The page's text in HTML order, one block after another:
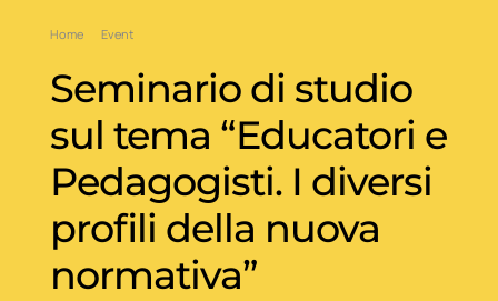
Home Event
Seminario di studio
sul tema “Educatori e
Pedagogisti. I diversi
profili della nuova
normativa”